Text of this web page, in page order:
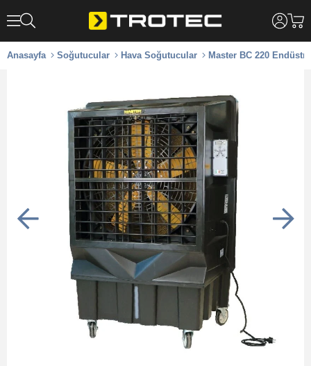
Anasayfa Soğutucular Hava Soğutucular